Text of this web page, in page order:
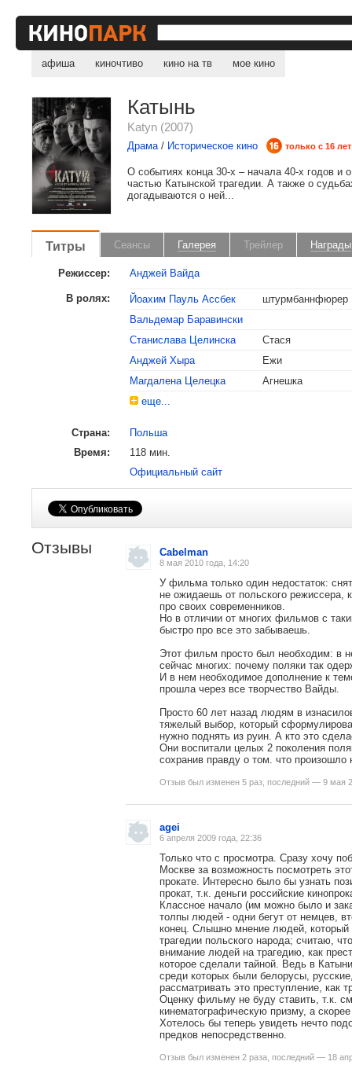
афиша киночтиво кино на тв мое кино
Катынь
Katyn (2007)
Драма/ Историческое кино только с 16 лет
О событиях конца 30-х – начала 40-х годов и
частью Катынской трагедии. А также о
догадываются о ней...
Титры Сеансы Галерея Трейлер Награды
Режиссер: Анджей Вайда
В ролях: Йоахим Пауль Ассбек
Вальдемар Баравински
Станислава Целинска
Стася
Анджей Хыра
Ежи
Магдалена Целецка
Агнешка
еще...
Страна:
Польша
Время:
118 мин.
Официальный сайт
Номинация «Лучший иностранный
Отзывы Cabelman
8 мая 2010 года, 14:20
У фильма только один недостаток:
не ожидаешь от польского
про своих современников.
Но в отличии от многих фильмов с
быстро про все это забываешь.
Этот фильм просто был необходим: в
сейчас многих: почему поляки так
И в нем необходимое дополнение к
прошла через все творчество Вайды.
Просто 60 лет назад людям в
тяжелый выбор, который
нужно поднять из руин. А кто это
Они воспитали целых 2 поколения
сохранив правду о том. что
Отзыв был изменен 5 раз, последний — 9 мая
agei
6 апреля 2009 года, 22:36
Только что с просмотра. Сразу хочу
Москве за возможность посмотреть
прокате. Интересно было бы узнать
прокат, т.к. деньги российские
Классное начало (им можно было и
толпы людей - одни бегут от немцев,
конец. Слышно мнение людей, который
трагедии польского народа; считаю,
внимание людей на трагедию, как
которое сделали тайной. Ведь в
среди которых были белорусы,
рассматривать это преступление, как
Оценку фильму не буду ставить, т.к.
кинематографическую призму, а
Хотелось бы теперь увидеть нечто
предков непосредственно.
Отзыв был изменен 2 раза, последний — 18